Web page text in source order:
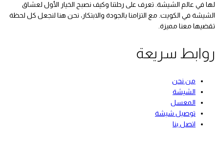
لها في عالم الشيشة. تعرف على رحلتنا وكيف نصبح الخيار الأول لعشاق
الشيشة في الكويت. مع التزامنا بالجودة والابتكار، نحن هنا لنجعل كل لحظة
تقضيها معنا مميزة.
روابط سريعة
من نحن
الشيشة
المعسل
توصيل شيشة
اتصل بنا